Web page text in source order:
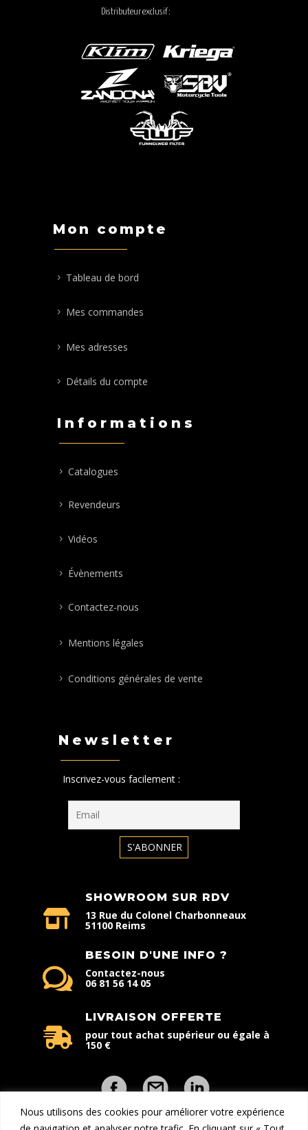
Nous utilisons des cookies pour améliorer votre expérience
Distributeur exclusif :
Mon compte
Tableau de bord
Mes commandes
Mes adresses
Détails du compte
Informations
Catalogues
Revendeurs
Vidéos
Évènements
Contactez-nous
Mentions légales
Conditions générales de vente
Newsletter
Inscrivez-vous facilement :
SHOWROOM SUR RDV
13 Rue du Colonel Charbonneaux
51100 Reims
BESOIN D'UNE INFO ?
Contactez-nous
06 81 56 14 05
LIVRAISON OFFERTE
pour tout achat supérieur ou égale à
150 €